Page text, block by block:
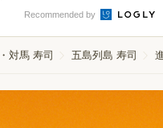
Recommended by
対馬 寿司 五島列島 寿司